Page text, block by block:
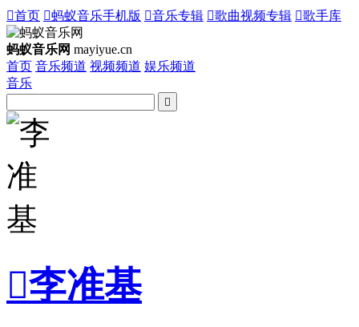
首页 蚂蚁音乐手机版 音乐专辑 歌曲视频专辑 歌手库
蚂蚁音乐网 mayiyue.cn
首页 音乐频道 视频频道 娱乐频道
音乐

李准基